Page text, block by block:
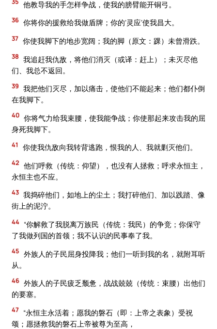
他教导我的手怎样争战，使我的膀臂能开铜弓。
36 你将你的援救给我做盾牌；你的‘灵应’使我昌大。
37 你使我脚下的地步宽阔；我的脚（原文：踝）未曾滑跌。
38 我追赶我仇敌，将他们消灭（或译：赶上）；未灭尽他
们、我总不返回。
39 我把他们灭尽，加以痛击，使他们不能起来；他们都仆倒
在我脚下。
40 你将气力给我束腰，使我能争战；你使那起来攻击我的屈
身死我脚下。
41 你使我仇敌向我转背逃跑，恨我的人、我就剿灭他们。
42 他们呼救（传统：仰望），也没有人拯救；呼求永恒主，
永恒主也不应。
43 我捣碎他们，如地上的尘土；我打碎他们、加以践踏、像
街上的泥泞。
44 “你解救了我脱离万族民（传统：我民）的争竞；你保守
了我做列国的首领；我不认识的民事奉了我。
45 外族人的子民屈身投降我；他们一听到我的名，就附耳听
从。
46 外族人的子民疲乏颓惫，战战兢兢（传统：束腰）出他们
的要塞。
47 “永恒主永活着；愿我的磐石（即：上帝之表象）受祝
颂；愿拯救我的磐石上帝被尊为至高，